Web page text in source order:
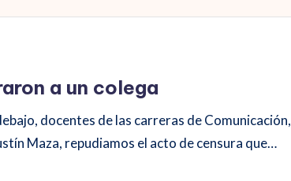
a un colega
docentes de las carreras de Comunicación,
Maza, repudiamos el acto de censura que…